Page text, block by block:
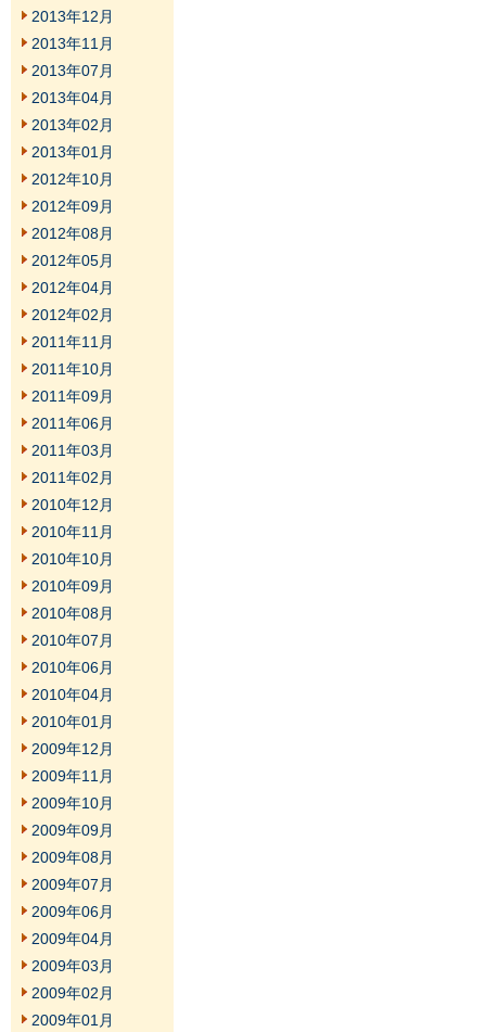
2013年12月
2013年11月
2013年07月
2013年04月
2013年02月
2013年01月
2012年10月
2012年09月
2012年08月
2012年05月
2012年04月
2012年02月
2011年11月
2011年10月
2011年09月
2011年06月
2011年03月
2011年02月
2010年12月
2010年11月
2010年10月
2010年09月
2010年08月
2010年07月
2010年06月
2010年04月
2010年01月
2009年12月
2009年11月
2009年10月
2009年09月
2009年08月
2009年07月
2009年06月
2009年04月
2009年03月
2009年02月
2009年01月